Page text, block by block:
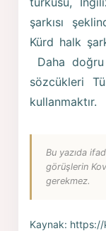
şarkısı
Kürd halk
Daha
sözcükleri
kullanmaktır.
Bu yazıda
görüşlerin
gerekmez.
Kaynak: https://